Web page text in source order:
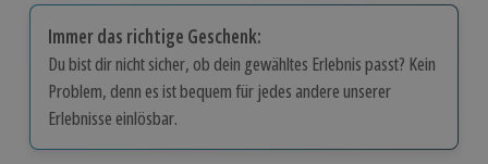
Immer das richtige Geschenk:
Du bist dir nicht sicher, ob dein gewähltes Erlebnis passt? Kein
Problem, denn es ist bequem für jedes andere unserer
Erlebnisse einlösbar.